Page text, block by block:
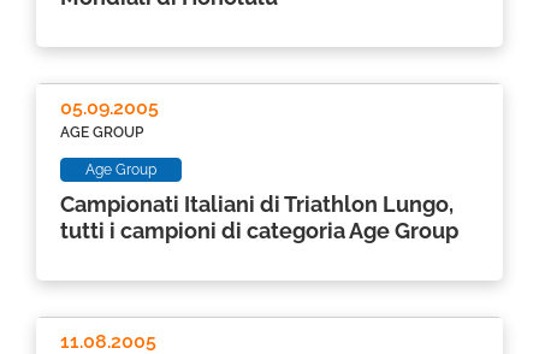
Campionati Italiani di Triathlon Lungo,
tutti i campioni di categoria Age Group
AGE GROUP
05.09.2005
Age Group
11.08.2005